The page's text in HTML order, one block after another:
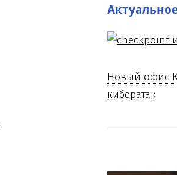
Новый офис
кибератак